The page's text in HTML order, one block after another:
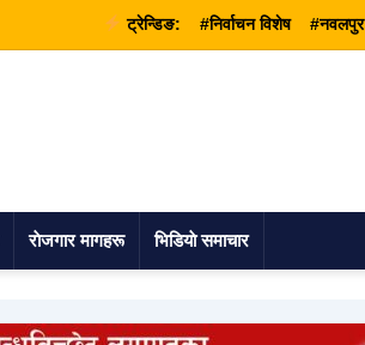
ट्रेन्डिङ: #निर्वाचन विशेष #नवलपुर
राेजगार मागहरू भिडियाे समाचार